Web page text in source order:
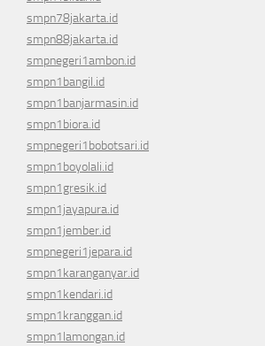
smpn78jakarta.id
smpn88jakarta.id
smpnegeri1ambon.id
smpn1bangil.id
smpn1banjarmasin.id
smpn1biora.id
smpnegeri1bobotsari.id
smpn1boyolali.id
smpn1gresik.id
smpn1jayapura.id
smpn1jember.id
smpnegeri1jepara.id
smpn1karanganyar.id
smpn1kendari.id
smpn1kranggan.id
smpn1lamongan.id